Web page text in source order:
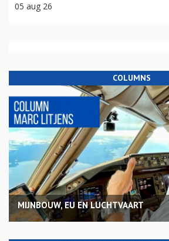
05 aug 26
COLUMNS
MIJNBOUW, EU EN LUCHTVAART